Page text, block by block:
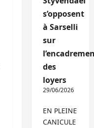
s’opposent
à Sarselli
sur
des
loyers
29/06/2026
EN PLEINE
CANICULE